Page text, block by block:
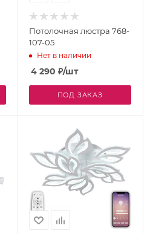
Потолочная люстра 768-
107-05
Нет в наличии
4 290 ₽/шт
ПОД ЗАКАЗ